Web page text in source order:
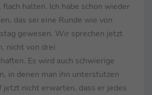
halten. Ich habe schon wieder
das sei eine Runde wie von
gewesen. Wir sprechen jetzt
nicht von drei
Es wird auch schwierige
in denen man ihn unterstützen
jetzt nicht erwarten, dass er jedes